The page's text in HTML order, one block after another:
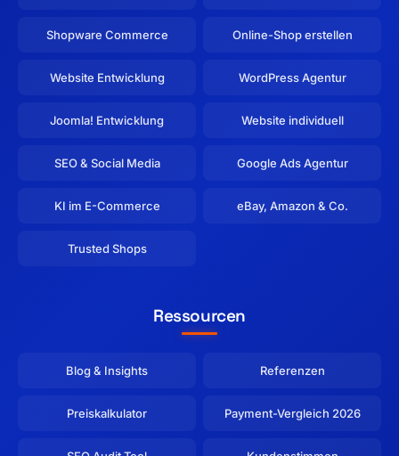
Shopware Commerce Online-Shop erstellen
Website Entwicklung WordPress Agentur
Joomla! Entwicklung Website individuell
SEO & Social Media Google Ads Agentur
KI im E-Commerce eBay, Amazon & Co.
Trusted Shops
Ressourcen
Blog & Insights Referenzen
Preiskalkulator Payment-Vergleich 2026